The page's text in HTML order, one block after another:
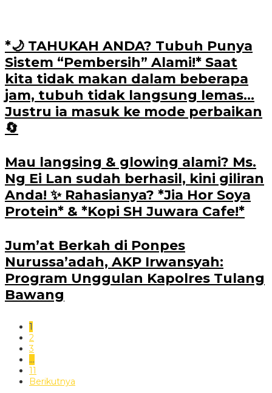
*🌙 TAHUKAH ANDA? Tubuh Punya
Sistem “Pembersih” Alami!* Saat
kita tidak makan dalam beberapa
jam, tubuh tidak langsung lemas…
Justru ia masuk ke mode perbaikan
🔄
Mau langsing & glowing alami? Ms.
Ng Ei Lan sudah berhasil, kini giliran
Anda! ✨ Rahasianya? *Jia Hor Soya
Protein* & *Kopi SH Juwara Cafe!*
Jum’at Berkah di Ponpes
Nurussa’adah, AKP Irwansyah:
Program Unggulan Kapolres Tulang
Bawang
1
2
3
…
11
Berikutnya